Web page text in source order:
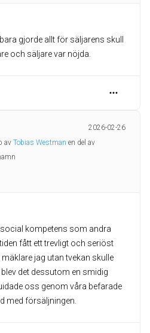
gjorde allt för säljarens skull
och säljare var nöjda.
2026-02-26
av Tobias Westman en del av
kompetens som andra
fått ett trevligt och seriöst
jag utan tvekan skulle
det dessutom en smidig
oss genom våra befarade
med försäljningen.